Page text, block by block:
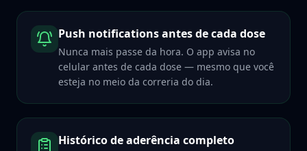
Push notifications antes de cada dose
Nunca mais passe da hora. O app avisa no
celular antes de cada dose — mesmo que você
esteja no meio da correria do dia.
Histórico de aderência completo